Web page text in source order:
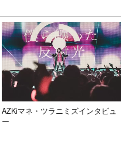
AZKiマネ・ツラニミズインタビュ
ー